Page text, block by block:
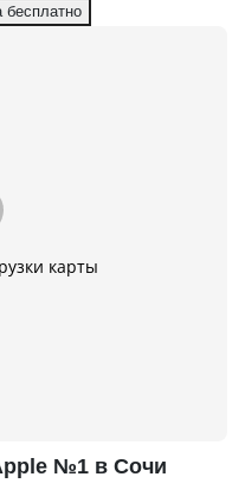
бесплатно
карты
№1 в Сочи